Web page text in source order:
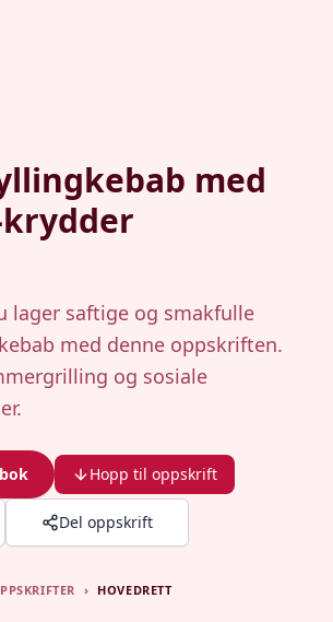
med
lager saftige og smakfulle
med denne oppskriften.
og sosiale
Hopp til oppskrift
Del oppskrift
› HOVEDRETT